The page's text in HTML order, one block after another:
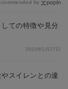
by
ての特徴や見分
2020年2月27日
スイレンとの違